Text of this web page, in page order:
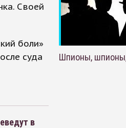
Своей
боли»
суда
в
Шпионы,